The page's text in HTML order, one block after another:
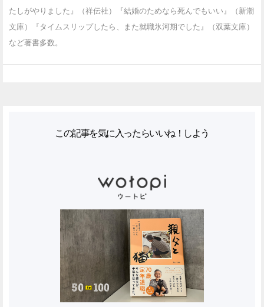
たしがやりました』（祥伝社）『結婚のためなら死んでもいい』（新潮
文庫）『タイムスリップしたら、また就職氷河期でした』（双葉文庫）
など著書多数。
この記事を気に入ったらいいね！しよう